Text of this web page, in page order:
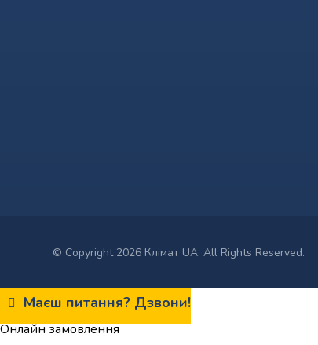
© Copyright 2026 Клімат UA. All Rights Reserved.
Маєш питання? Дзвони!
Онлайн замовлення